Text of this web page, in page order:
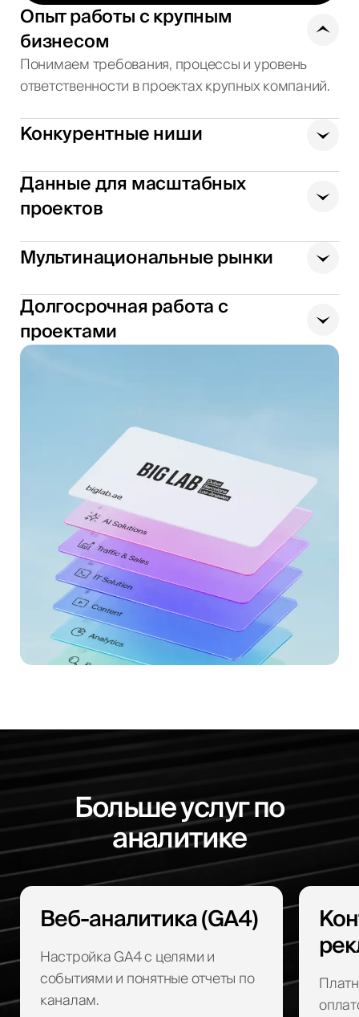
Опыт работы с крупным
бизнесом
Понимаем требования, процессы и уровень
ответственности в проектах крупных компаний.
Конкурентные ниши
Данные для масштабных
проектов
Мультинациональные рынки
Долгосрочная работа с
проектами
Больше услуг по
аналитике
Веб-аналитика (GA4)
Настройка GA4 с целями и
событиями и понятные отчеты по
каналам.